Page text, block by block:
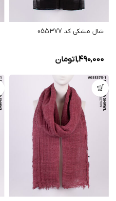
شال مشکی کد 055377
1,490,000تومان